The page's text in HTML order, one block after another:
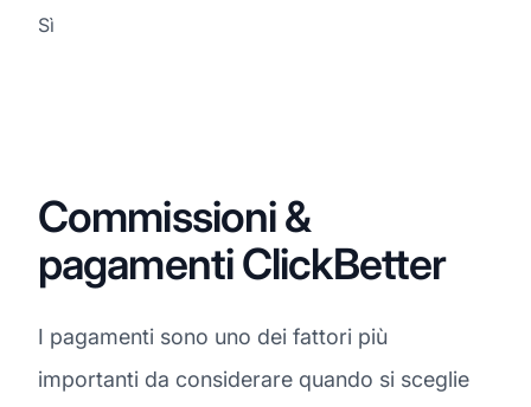
Sì
Commissioni &
pagamenti ClickBetter
I pagamenti sono uno dei fattori più
importanti da considerare quando si sceglie